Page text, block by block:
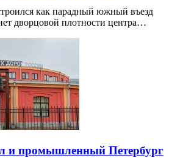
как парадный южный въезд
дворцовой плотности центра…
и промышленный Петербург